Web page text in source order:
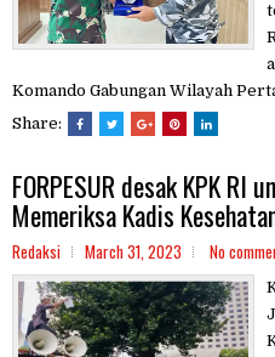
Komando Gabungan Wilayah
Share:
FORPESUR desak KPK RI
Memeriksa Kadis
Redaksi March 31, 2023 No